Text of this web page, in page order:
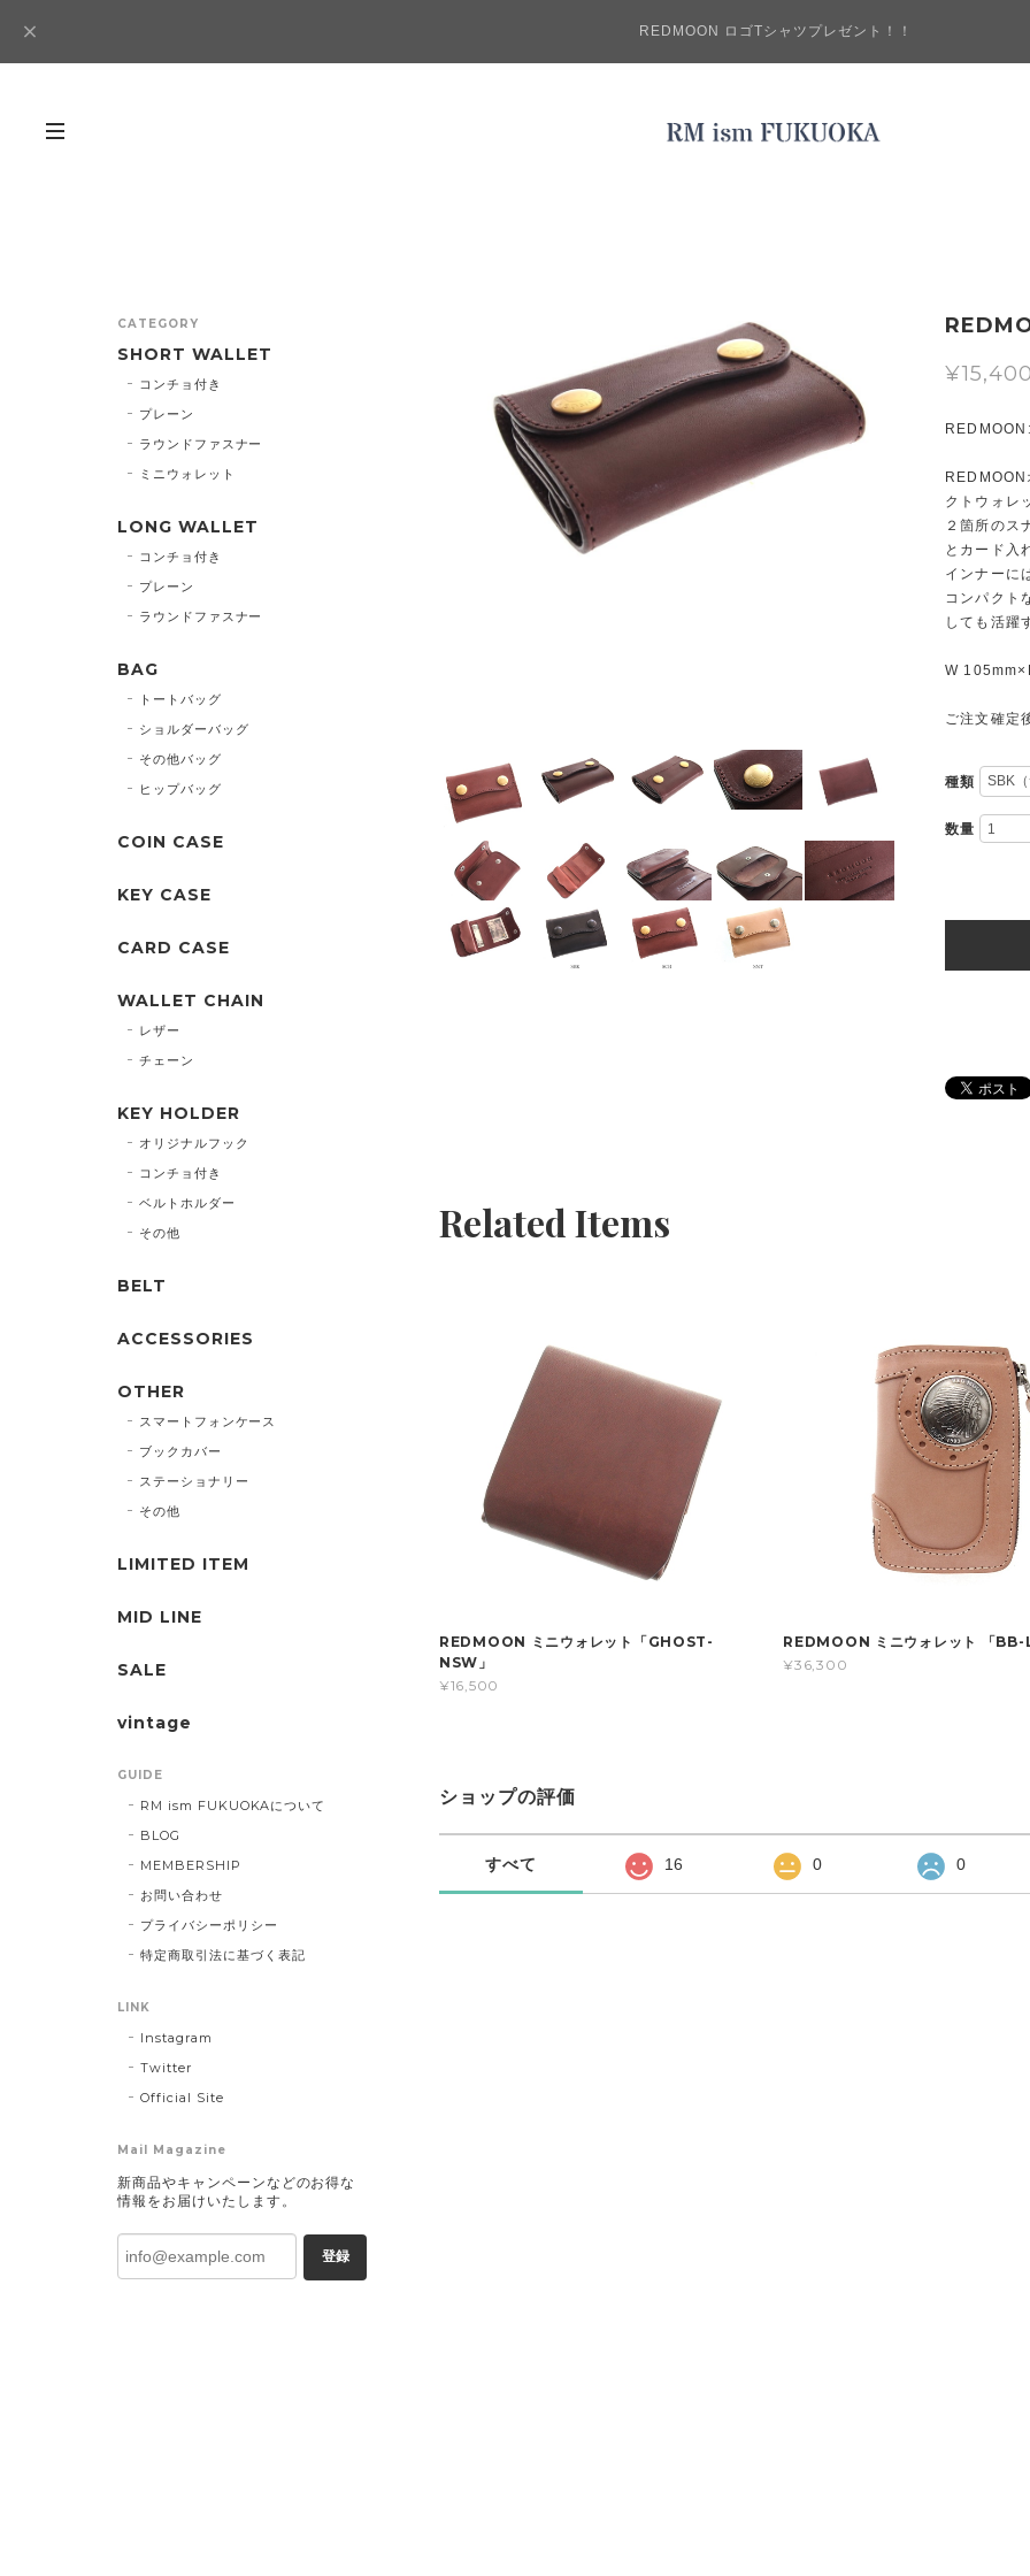
REDMOON ロゴTシャツプレゼント！！
クトウォレ
２箇所のス
とカード入
インナーに
コンパクト
しても活躍
W
ご注文確定
種類
数量
Related Items
REDMOON ミニウォレット「GHOST-
NSW」
¥16,500
REDMOON ミニウォレット 「
¥36,300
ショップの評価
すべて 16 0 0
CATEGORY
SHORT WALLET
コンチョ付き
プレーン
ラウンドファスナー
ミニウォレット
LONG WALLET
コンチョ付き
プレーン
ラウンドファスナー
BAG
トートバッグ
ショルダーバッグ
その他バッグ
ヒップバッグ
COIN CASE
KEY CASE
CARD CASE
WALLET CHAIN
レザー
チェーン
KEY HOLDER
オリジナルフック
コンチョ付き
ベルトホルダー
その他
BELT
ACCESSORIES
OTHER
スマートフォンケース
ブックカバー
ステーショナリー
その他
LIMITED ITEM
MID LINE
SALE
vintage
GUIDE
RM ism FUKUOKAについて
BLOG
MEMBERSHIP
お問い合わせ
プライバシーポリシー
特定商取引法に基づく表記
LINK
Instagram
Twitter
Official Site
Mail Magazine
新商品やキャンペーンなどのお得な
情報をお届けいたします。
登録